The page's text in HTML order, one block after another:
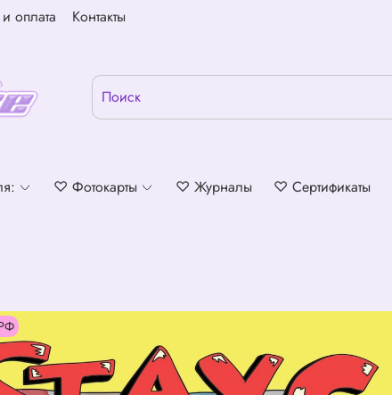
оплата Контакты
♡ Фотокарты ♡ Журналы ♡ Сертификаты